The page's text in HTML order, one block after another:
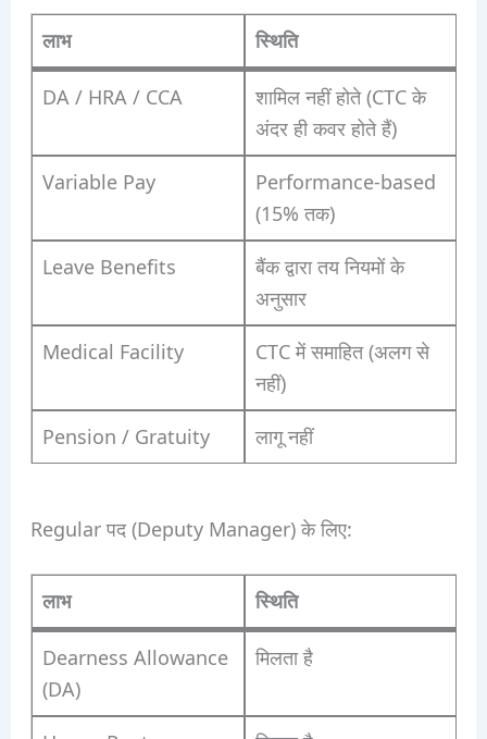
लाभ स्थिति
DA / HRA / CCA
शामिल नहीं होते (CTC के
अंदर ही कवर होते हैं)
Variable Pay
Performance-based
(15% तक)
Leave Benefits
बैंक द्वारा तय नियमों के
अनुसार
Medical Facility
CTC में समाहित (अलग से
नहीं)
Pension / Gratuity लागू नहीं
Regular पद (Deputy Manager) के लिए:
लाभ स्थिति
Dearness Allowance
(DA)
मिलता है